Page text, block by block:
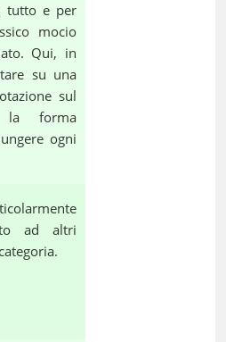
tutto e per
mocio
Qui, in
su una
sul
forma
ogni
ad altri